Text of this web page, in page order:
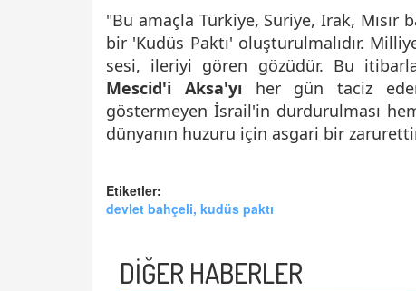
"Bu amaçla Türkiye, Suriye, Irak,
bir 'Kudüs Paktı' oluşturulmalıdır.
sesi, ileriyi gören gözüdür. Bu
Mescid'i Aksa'yı her gün taciz
göstermeyen İsrail'in durdurulması
dünyanın huzuru için asgari bir
Etiketler:
devlet bahçeli, kudüs paktı
DİĞER HABERLER